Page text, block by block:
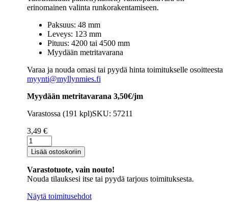
erinomainen valinta runkorakentamiseen.
Paksuus: 48 mm
Leveys: 123 mm
Pituus: 4200 tai 4500 mm
Myydään metritavarana
Varaa ja nouda omasi tai pyydä hinta toimitukselle osoitteesta
myynti@myllynmies.fi
Myydään metritavarana 3,50€/jm
Varastossa (191 kpl)SKU: 57211
3,49 €
Runkopuutavara
48×123
mm
talouslaadun
painekyllästetty
sileä
Lisää ostoskoriin
Varastotuote, vain nouto!
Nouda tilauksesi itse tai pyydä tarjous toimituksesta.
Näytä toimitusehdot